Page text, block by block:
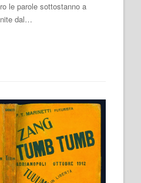
le parole sottostanno a
dal…